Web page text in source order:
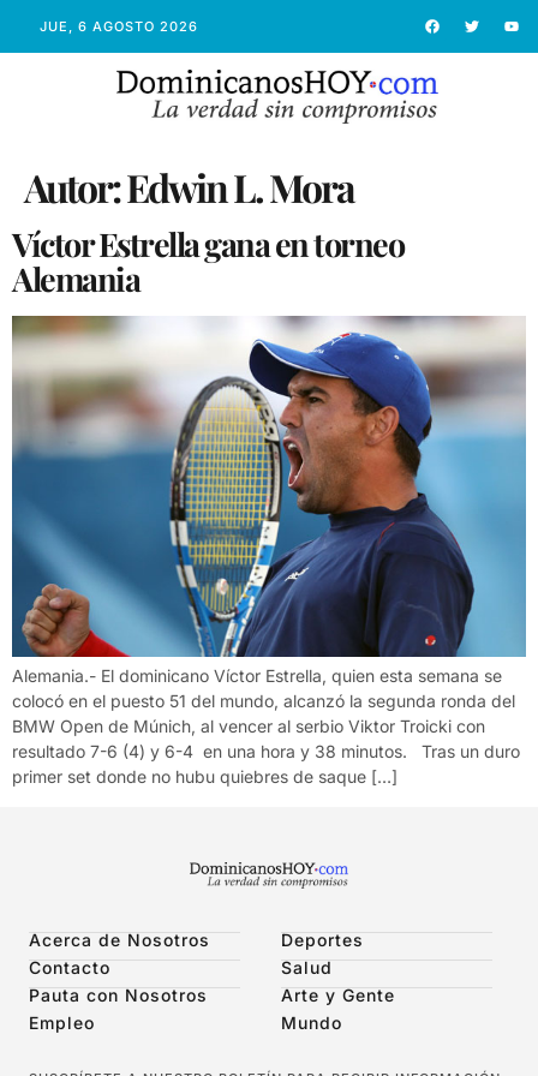
JUE, 6 AGOSTO 2026
Autor:Edwin L. Mora
Víctor Estrella gana en torneo
Alemania
Alemania.- El dominicano Víctor Estrella, quien esta semana se
colocó en el puesto 51 del mundo, alcanzó la segunda ronda del
BMW Open de Múnich, al vencer al serbio Viktor Troicki con
resultado 7-6 (4) y 6-4 en una hora y 38 minutos. Tras un duro
primer set donde no hubu quiebres de saque […]
Acerca de Nosotros
Contacto
Pauta con Nosotros
Empleo
Deportes
Salud
Arte y Gente
Mundo